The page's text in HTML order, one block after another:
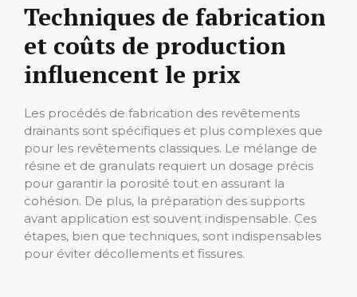
Techniques de fabrication
et coûts de production
influencent le prix
Les procédés de fabrication des revêtements
drainants sont spécifiques et plus complexes que
pour les revêtements classiques. Le mélange de
résine et de granulats requiert un dosage précis
pour garantir la porosité tout en assurant la
cohésion. De plus, la préparation des supports
avant application est souvent indispensable. Ces
étapes, bien que techniques, sont indispensables
pour éviter décollements et fissures.